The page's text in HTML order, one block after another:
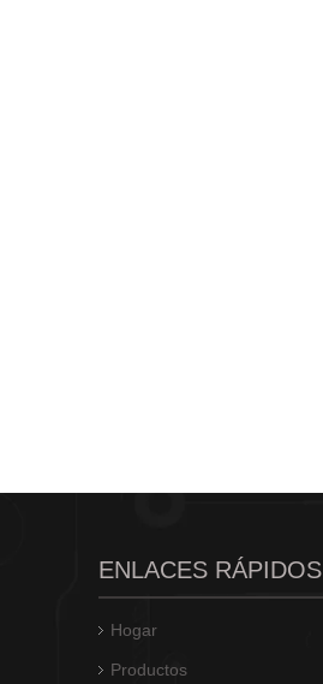
ENLACES RÁPIDOS
Hogar
Productos